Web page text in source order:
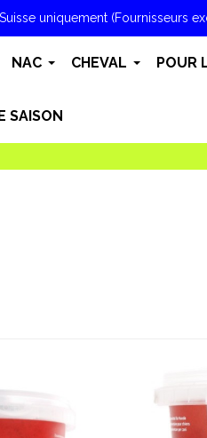
Suisse uniquement (Fournisseurs
NAC CHEVAL POUR
SAISON